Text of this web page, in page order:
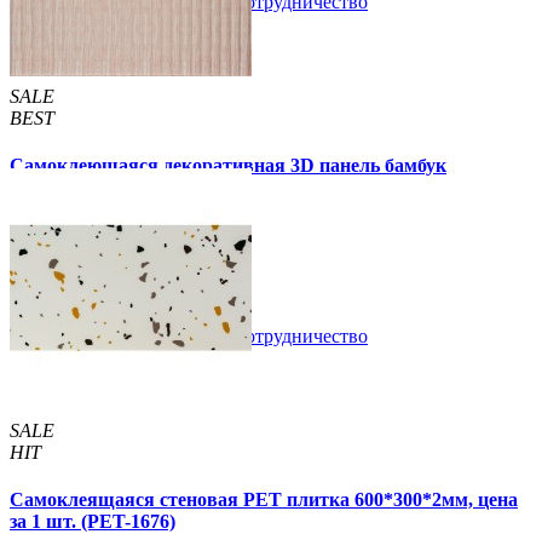
SALE
BEST
Самоклеющаяся декоративная 3D панель бамбук
129 грн. /шт 160 грн. /шт
Купить В закладки Сотрудничество
SALE
HIT
Самоклеящаяся стеновая PET плитка 600*300*2мм, цена
за 1 шт. (PET-1676)